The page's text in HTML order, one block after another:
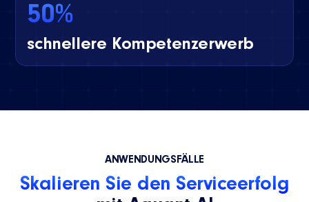
50%
schnellere Kompetenzerwerb
ANWENDUNGSFÄLLE
Skalieren Sie den Serviceerfolg